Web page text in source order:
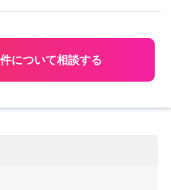
について相談する